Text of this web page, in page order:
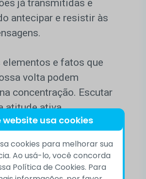
já transmitidas e
antecipar e resistir às
e fatos que
volta podem
concentração. Escutar
atitude ativa,
e esforço intelectual,
nossas relações.
website usa cookies
cookies para melhorar sua
Ao usá-lo, você concorda
Política de Cookies. Para